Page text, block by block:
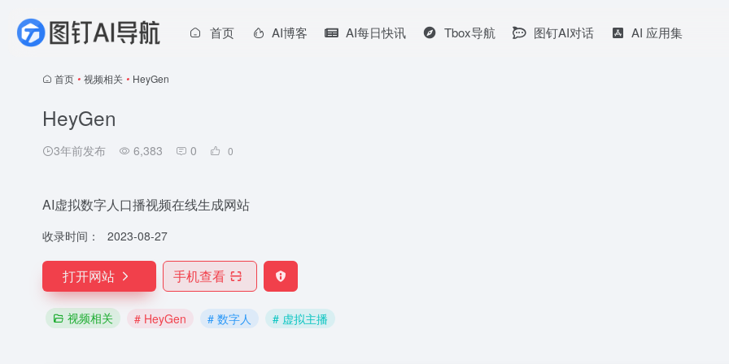
首页 AI博客 AI每日快讯 Tbox导航 图钉AI对话 AI 应用集
首页 • 视频相关 • HeyGen
HeyGen
3年前发布 6,383 0 0
AI虚拟数字人口播视频在线生成网站
收录时间： 2023-08-27
打开网站 手机查看
视频相关 # HeyGen # 数字人 # 虚拟主播